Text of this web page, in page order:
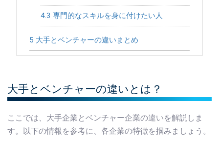
4.3 専門的なスキルを身に付けたい人
5 大手とベンチャーの違いまとめ
大手とベンチャーの違いとは？
ここでは、大手企業とベンチャー企業の違いを解説しま
す。以下の情報を参考に、各企業の特徴を掴みましょう。